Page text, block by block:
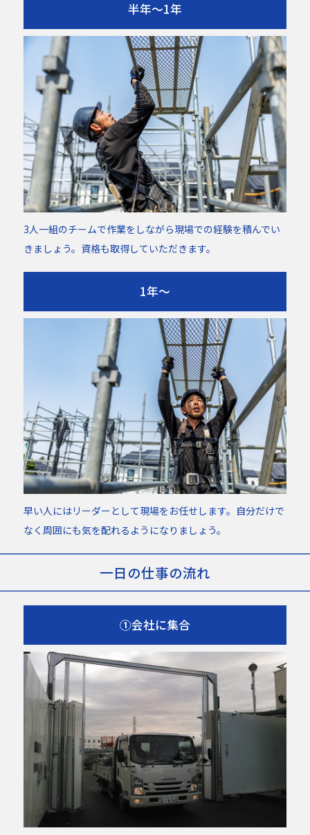
半年～1年
3人一組のチームで作業をしながら現場での経験を積んでい
きましょう。資格も取得していただきます。
1年～
早い人にはリーダーとして現場をお任せします。自分だけで
なく周囲にも気を配れるようになりましょう。
一日の仕事の流れ
①会社に集合